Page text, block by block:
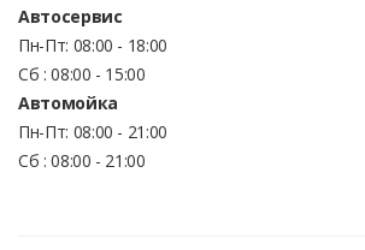
Автосервис
Пн-Пт: 08:00 - 18:00
Сб : 08:00 - 15:00
Автомойка
Пн-Пт: 08:00 - 21:00
Сб : 08:00 - 21:00